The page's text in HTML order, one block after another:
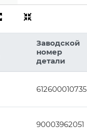
Заводской
номер
детали
612600010735
90003962051